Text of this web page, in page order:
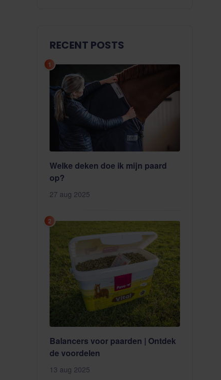
RECENT POSTS
1
Welke deken doe ik mijn paard
op?
27 aug 2025
2
Balancers voor paarden | Ontdek
de voordelen
13 aug 2025